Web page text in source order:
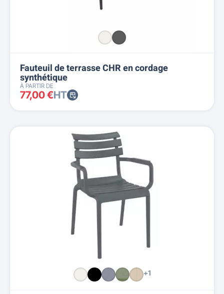
Fauteuil de terrasse CHR en cordage
synthétique
À PARTIR DE
77,00 €HT
+1